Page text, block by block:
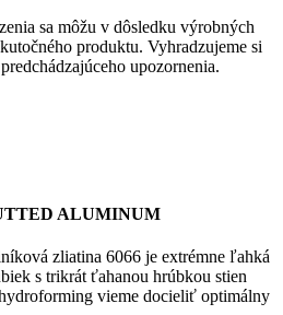
sa môžu v dôsledku výrobných
produktu. Vyhradzujeme si
upozornenia.
ALUMINUM
zliatina 6066 je extrémne ľahká
s trikrát ťahanou hrúbkou stien
vieme docieliť optimálny